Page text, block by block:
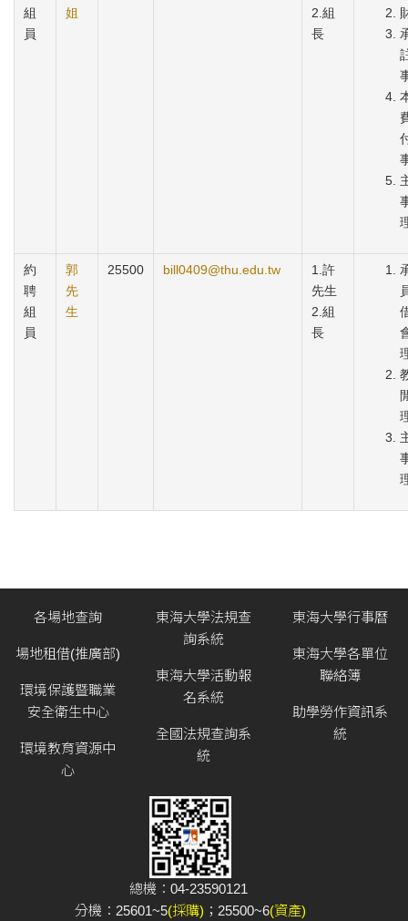
組
員
姐
2.組
長
約
聘
組
員
郭
先
生
25500 bill0409@thu.edu.tw
1.許
先生
2.組
長
各場地查詢
場地租借(推廣部)
環境保護暨職業
安全衛生中心
環境教育資源中
心
東海大學法規查
詢系統
東海大學活動報
名系統
全國法規查詢系
統
東海大學行事曆
東海大學各單位
聯絡簿
助學勞作資訊系
統
總機：04-23590121
分機：25601~5(採購) ；25500~6(資產)